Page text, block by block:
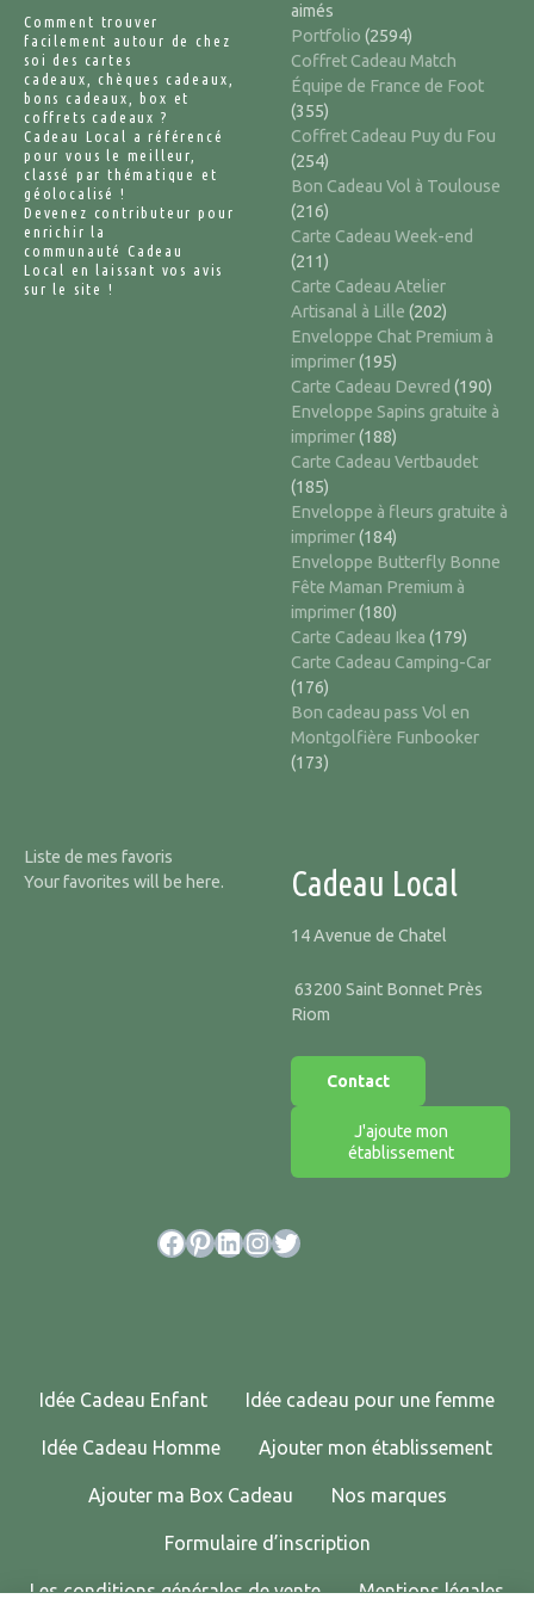
Comment trouver
facilement autour de chez
soi des cartes
cadeaux, chèques cadeaux,
bons cadeaux, box et
coffrets cadeaux ?
Cadeau Local a référencé
pour vous le meilleur,
classé par thématique et
géolocalisé !
Devenez contributeur pour
enrichir la
communauté Cadeau
Local en laissant vos avis
sur le site !
aimés
Portfolio (2594)
Coffret Cadeau Match
Équipe de France de Foot
(355)
Coffret Cadeau Puy du Fou
(254)
Bon Cadeau Vol à Toulouse
(216)
Carte Cadeau Week-end
(211)
Carte Cadeau Atelier
Artisanal à Lille (202)
Enveloppe Chat Premium à
imprimer(195)
Carte Cadeau Devred (190)
Enveloppe Sapins gratuite à
imprimer(188)
Carte Cadeau Vertbaudet
(185)
Enveloppe à fleurs gratuite à
imprimer(184)
Enveloppe Butterfly Bonne
Fête Maman Premium à
imprimer(180)
Carte Cadeau Ikea (179)
Carte Cadeau Camping-Car
(176)
Bon cadeau pass Vol en
Montgolfière Funbooker
(173)
Liste de mes favoris
Your favorites will be here.
Cadeau Local
14 Avenue de Chatel
63200 Saint Bonnet Près
Riom
Contact
J'ajoute mon
établissement
Facebook Pinterest LinkedIn InstagramTwitter
Idée Cadeau Enfant Idée cadeau pour une femme
Idée Cadeau Homme Ajouter mon établissement
Ajouter ma Box Cadeau Nos marques
Formulaire d’inscription
Les conditions générales de vente Mentions légales